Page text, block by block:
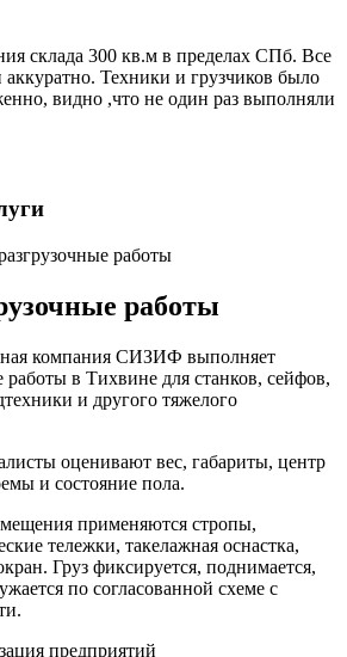
склада 300 кв.м в пределах СПб. Все
аккуратно. Техники и грузчиков было
видно ,что не один раз выполняли
работы
компания СИЗИФ выполняет
работы в Тихвине для станков, сейфов,
и другого тяжелого
оценивают вес, габариты, центр
и состояние пола.
применяются стропы,
тележки, такелажная оснастка,
Груз фиксируется, поднимается,
по согласованной схеме с